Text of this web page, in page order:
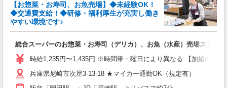
【お惣菜・お寿司、お魚売場】◆未経験OK！
◆交通費支給！◆研修・福利厚生が充実し働き
やすい環境です♪
総合スーパーのお惣菜・お寿司（デリカ）、お魚（水産）売場スタッフ
時給1,235円〜1,435円 ※時間帯・曜日により異なる 【加給の
兵庫県尼崎市次屋3-13-18 ★マイカー通勤OK（規定有）